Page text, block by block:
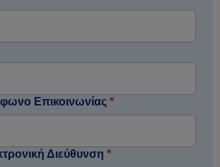
Επικοινωνίας *
Διεύθυνση *